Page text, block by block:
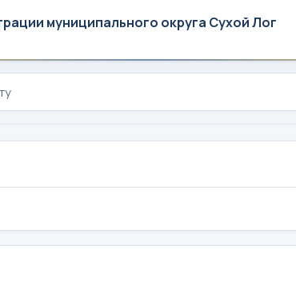
муниципального округа Сухой Лог